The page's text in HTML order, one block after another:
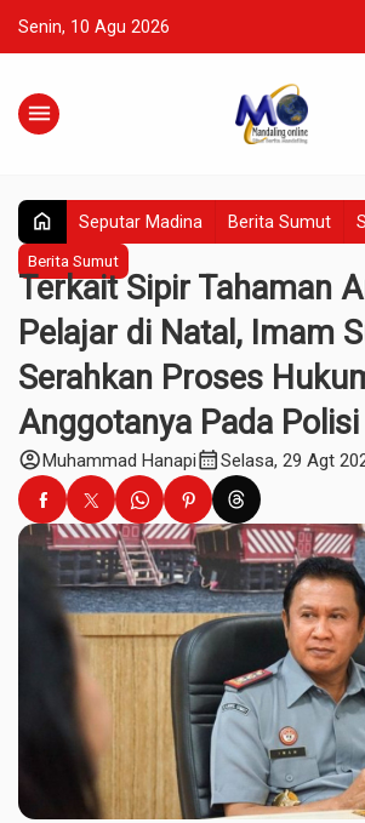
Senin, 10 Agu 2026
menu
home Seputar Madina Berita Sumut
Berita Sumut
Terkait Sipir Tahaman
Pelajar di Natal, Imam
Serahkan Proses
Anggotanya Pada Polisi
account_circleMuhammad Hanapicalendar_monthSelasa, 29 Agt